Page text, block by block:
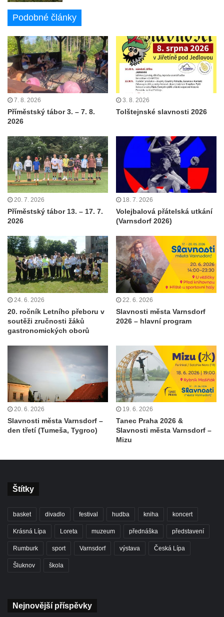
Podobné články
7. 8. 2026
Příměstský tábor 3. – 7. 8.
2026
3. 8. 2026
Tolštejnské slavnosti 2026
20. 7. 2026
Příměstský tábor 13. – 17. 7.
2026
18. 7. 2026
Volejbalová přátelská utkání
(Varnsdorf 2026)
24. 6. 2026
20. ročník Letního přeboru v
soutěži zručnosti žáků
gastronomických oborů
22. 6. 2026
Slavnosti města Varnsdorf
2026 – hlavní program
20. 6. 2026
Slavnosti města Varnsdorf –
den třetí (Tumeša, Tygroo)
19. 6. 2026
Tanec Praha 2026 &
Slavnosti města Varnsdorf –
Mizu
Štítky
basket divadlo festival hudba kniha koncert
Krásná Lípa Loreta muzeum přednáška představení
Rumburk sport Varnsdorf výstava Česká Lípa
Šluknov škola
Nejnovější příspěvky